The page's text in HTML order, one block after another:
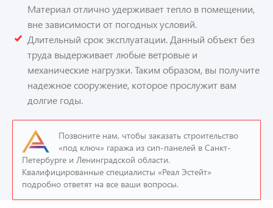
Материал отлично удерживает тепло в помещении,
вне зависимости от погодных условий.
Длительный срок эксплуатации. Данный объект без
труда выдерживает любые ветровые и
механические нагрузки. Таким образом, вы получите
надежное сооружение, которое прослужит вам
долгие годы.
Позвоните нам, чтобы заказать строительство
«под ключ» гаража из сип-панелей в Санкт-
Петербурге и Ленинградской области.
Квалифицированные специалисты «Реал Эстейт»
подробно ответят на все ваши вопросы.